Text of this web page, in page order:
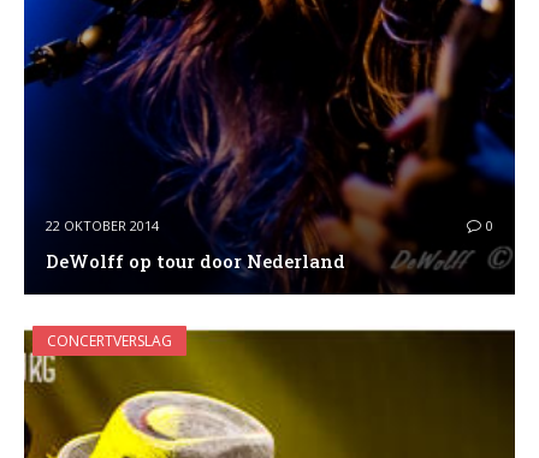
22 OKTOBER 2014 0
DeWolff op tour door Nederland
CONCERTVERSLAG